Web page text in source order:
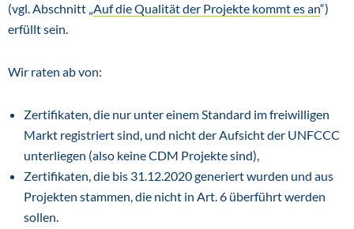
(vgl. Abschnitt „Auf die Qualität der Projekte kommt es an“)
erfüllt sein.
Wir raten ab von:
Zertifikaten, die nur unter einem Standard im freiwilligen
Markt registriert sind, und nicht der Aufsicht der UNFCCC
unterliegen (also keine CDM Projekte sind),
Zertifikaten, die bis 31.12.2020 generiert wurden und aus
Projekten stammen, die nicht in Art. 6 überführt werden
sollen.